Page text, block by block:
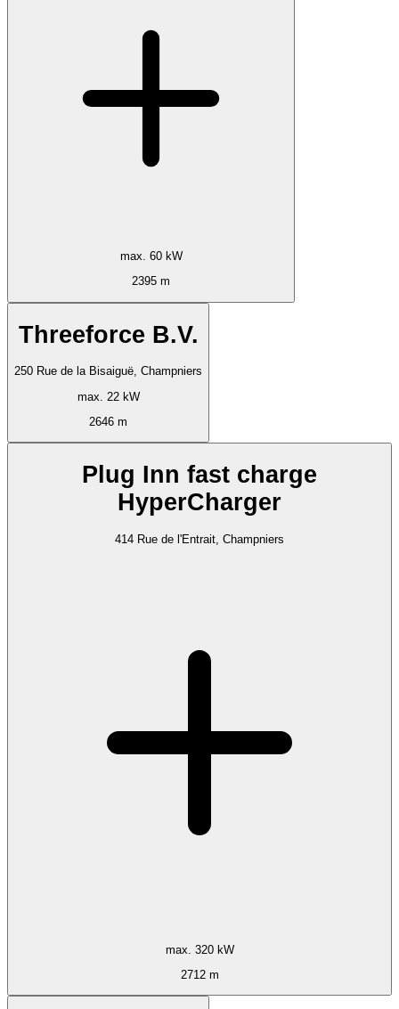
max. 60 kW
2395 m
Threeforce B.V.
250 Rue de la Bisaiguë, Champniers
max. 22 kW
2646 m
Plug Inn fast charge
HyperCharger
414 Rue de l'Entrait, Champniers
max. 320 kW
2712 m